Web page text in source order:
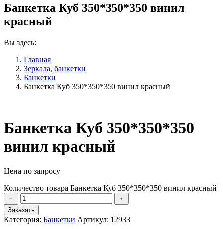
Банкетка Куб 350*350*350 винил
красный
Вы здесь:
Главная
Зеркала, банкетки
Банкетки
Банкетка Куб 350*350*350 винил красный
Банкетка Куб 350*350*350
винил красный
Цена по запросу
Количество товара Банкетка Куб 350*350*350 винил красный
﹣
﹢
Заказать
Категория: Банкетки Артикул: 12933